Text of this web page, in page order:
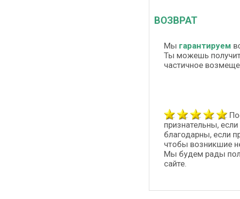
ВОЗВРАТ
Мы гарантируем
Ты можешь
частичное
признательны,
благодарны, если
чтобы возникшие
Мы будем рады
сайте.